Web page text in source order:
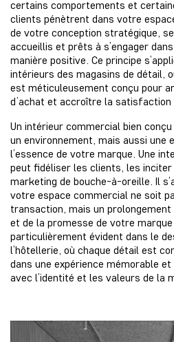
certains comportements et
clients pénètrent dans votre
de votre conception stratégique,
accueillis et prêts à s’engager
manière positive. Ce principe
intérieurs des magasins de détail,
est méticuleusement conçu pour
d’achat et accroître la satisfaction
Un intérieur commercial bien
un environnement, mais aussi une
l’essence de votre marque. Une
peut fidéliser les clients, les
marketing de bouche-à-oreille. Il
votre espace commercial ne soit
transaction, mais un prolongement
et de la promesse de votre
particulièrement évident dans le
l’hôtellerie, où chaque détail est
dans une expérience mémorable
avec l’identité et les valeurs de la